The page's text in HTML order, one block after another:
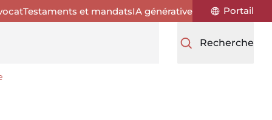
Testaments et mandatsIA générative Portail
Recherche